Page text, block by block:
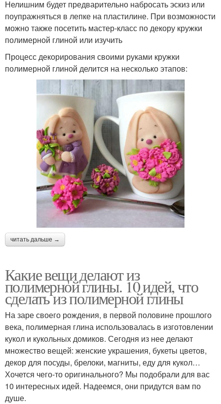
Нелишним будет предварительно набросать эскиз или
поупражняться в лепке на пластилине. При возможности
можно также посетить мастер-класс по декору кружки
полимерной глиной или изучить
Процесс декорирования своими руками кружки
полимерной глиной делится на несколько этапов:
читать дальше →
Какие вещи делают из
полимерной глины. 10 идей, что
сделать из полимерной глины
На заре своего рождения, в первой половине прошлого
века, полимерная глина использовалась в изготовлении
кукол и кукольных домиков. Сегодня из нее делают
множество вещей: женские украшения, букеты цветов,
декор для посуды, брелоки, магниты, еду для кукол…
Хочется чего-то оригинального? Мы подобрали для вас
10 интересных идей. Надеемся, они придутся вам по
душе.